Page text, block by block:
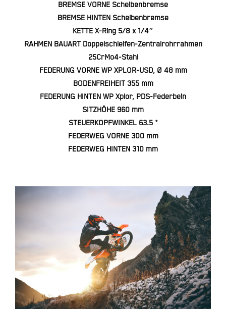
BREMSE VORNE Scheibenbremse
BREMSE HINTEN Scheibenbremse
KETTE X-Ring 5/8 x 1/4″
RAHMEN BAUART Doppelschleifen-Zentralrohrrahmen
25CrMo4-Stahl
FEDERUNG VORNE WP XPLOR-USD, Ø 48 mm
BODENFREIHEIT 355 mm
FEDERUNG HINTEN WP Xplor, PDS-Federbein
SITZHÖHE 960 mm
STEUERKOPFWINKEL 63.5 °
FEDERWEG VORNE 300 mm
FEDERWEG HINTEN 310 mm